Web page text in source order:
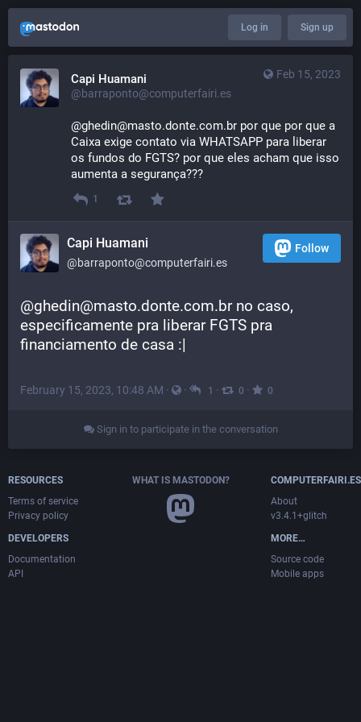
Log in Sign up
Feb 15, 2023
Capi Huamani
@barraponto@computerfairi.es
@ghedin@masto.donte.com.br por que por que a
Caixa exige contato via WHATSAPP para liberar
os fundos do FGTS? por que eles acham que isso
aumenta a segurança???
1
Capi Huamani
@barraponto@computerfairi.es
Follow
@ghedin@masto.donte.com.br no caso,
especificamente pra liberar FGTS pra
financiamento de casa :|
February 15, 2023, 10:48 AM · · 1 · 0 · 0
Sign in to participate in the conversation
RESOURCES
Terms of service
Privacy policy
DEVELOPERS
Documentation
API
WHAT IS MASTODON?
COMPUTERFAIRI.ES
About
v3.4.1+glitch
MORE…
Source code
Mobile apps